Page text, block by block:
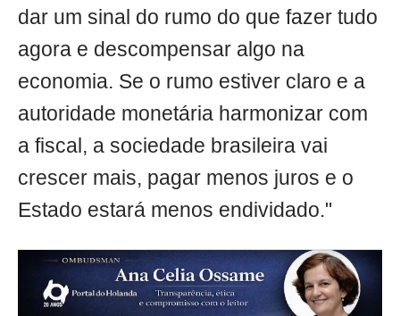
dar um sinal do rumo do que fazer tudo
agora e descompensar algo na
economia. Se o rumo estiver claro e a
autoridade monetária harmonizar com
a fiscal, a sociedade brasileira vai
crescer mais, pagar menos juros e o
Estado estará menos endividado."